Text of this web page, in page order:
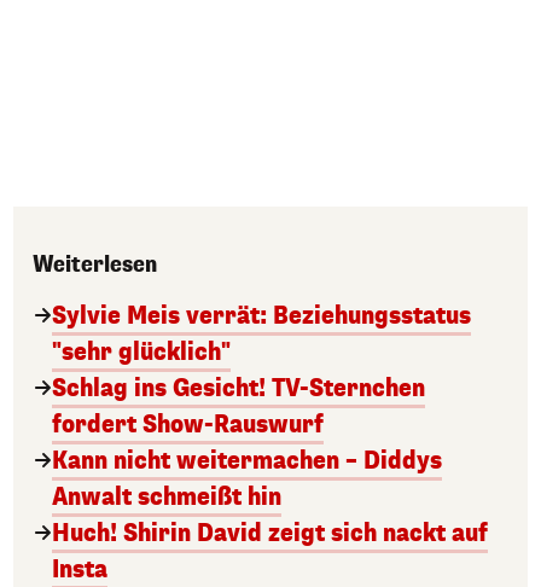
Weiterlesen
Sylvie Meis verrät: Beziehungsstatus
"sehr glücklich"
Schlag ins Gesicht! TV-Sternchen
fordert Show-Rauswurf
Kann nicht weitermachen – Diddys
Anwalt schmeißt hin
Huch! Shirin David zeigt sich nackt auf
Insta